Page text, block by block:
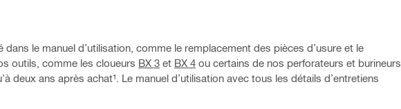
le manuel d’utilisation, comme le remplacement des pièces d’usure et le
outils, comme les cloueurs BX 3 et BX 4 ou certains de nos perforateurs et burineurs
deux ans après achat¹. Le manuel d’utilisation avec tous les détails d’entretiens